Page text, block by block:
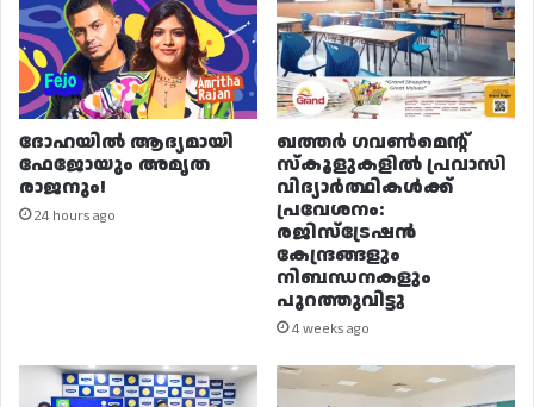
ദോഹയിൽ ആദ്യമായി
ഫേജോയും അമൃത
രാജനും!
24 hours ago
ഖത്തർ ഗവൺമെന്റ്
സ്കൂളുകളിൽ പ്രവാസി
വിദ്യാർത്ഥികൾക്ക്
പ്രവേശനം:
രജിസ്ട്രേഷൻ
കേന്ദ്രങ്ങളും
നിബന്ധനകളും
പുറത്തുവിട്ടു
4 weeks ago